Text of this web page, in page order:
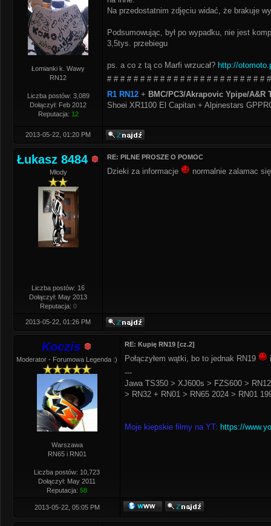
Łomianki k. Wawy
RN12
Liczba postów: 3,089
Dołączył: Feb 2012
Reputacja: 12
Na przedostatnim zdjęciu widać, że brakuje
Podsumowując, był po wypadku, nie jest
3,5tys. przebiegu
ps. a co z tą co Marfi wrzucał? http://
# # # # # # # # # # # # # # # # # # # # # # # #
R1 RN12 + BMC/PC3/Akrapovic Ypipe/A&R
Shoei XR1100 El Capitan + Alpinestars
2013-05-22, 01:20 PM
Łukasz 8484
Młody
Liczba postów: 16
Dołączył: May 2013
Reputacja: 0
RE: PILNE PROSZE O POMOC
Dzieki za informacje normalnie zalamac
2013-05-22, 01:26 PM
Koczis
Moderator - Forumowa Legenda :)
Warszawa
RN65 i RN01
Liczba postów: 10,723
Dołączył: May 2011
Reputacja: 58
RE: Kupię RN19 [cz.2]
Połączyłem wątki, bo to jednak RN19
---
Jawa TS350 > XJ600s > FZS600 >
> RN32 + RN01 > RN65 2024 > RN01
Moje kiepskie filmy na YT: https://
2013-05-22, 05:05 PM